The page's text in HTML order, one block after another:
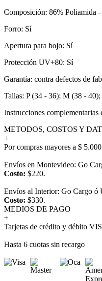
Composición: 86% Poliamida
Forro: Sí
Apertura para bojo: Sí
Protección UV+80: Sí
Garantía: contra defectos de
Tallas: P (34 - 36); M (38 -
Instrucciones
METODOS, COSTOS Y
+
Por compras mayores a $
Envíos en Montevideo: Go
Costo: $220.
Envíos al Interior: Go Cargo ó
Costo: $330.
MEDIOS DE PAGO
+
Tarjetas de crédito y débito
Hasta 6 cuotas sin recargo